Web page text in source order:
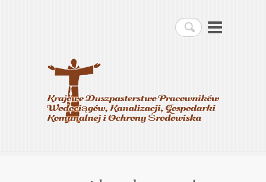
Szukaj
Krajowe Duszpasterstwo
Pracowników
Wodociągów, Kanalizacji,
Gospodarki Komunalnej i
Ochrony Środowiska